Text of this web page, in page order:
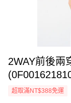
2WAY前後兩
超取滿NT$388免運